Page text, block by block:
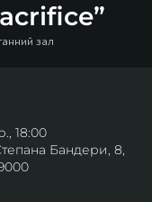
зал
18:00
Бандери, 8,